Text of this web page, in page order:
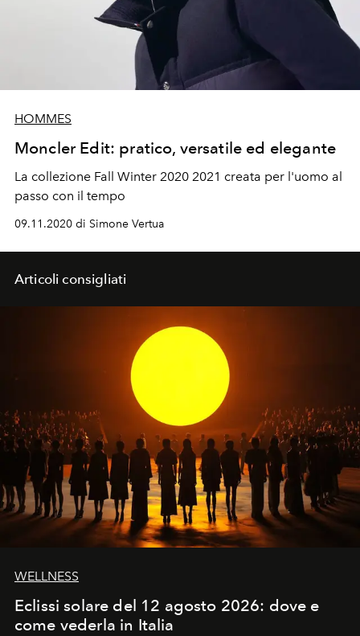
HOMMES
Moncler Edit: pratico, versatile ed elegante
La collezione Fall Winter 2020 2021 creata per l'uomo al
passo con il tempo
09.11.2020 di Simone Vertua
Articoli consigliati
WELLNESS
Eclissi solare del 12 agosto 2026: dove e
come vederla in Italia